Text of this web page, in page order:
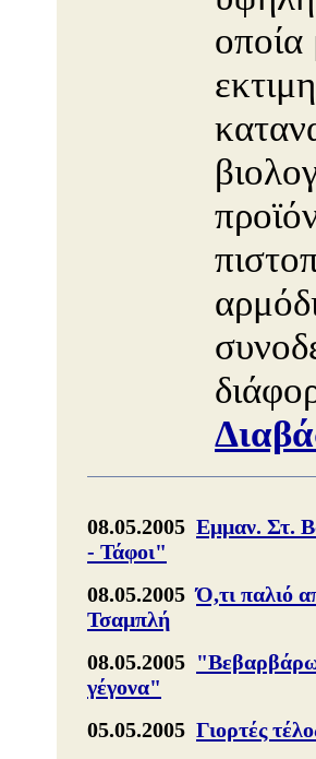
οποία
08.05.2005 Εμμαν. Στ.
- Τάφοι"
08.05.2005Ό,τι παλιό
Τσαμπλή
08.05.2005
γέγονα"
05.05.2005 Γιορτές